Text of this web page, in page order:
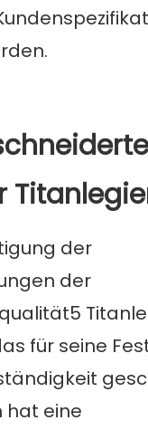
der
der
für seine
hat eine